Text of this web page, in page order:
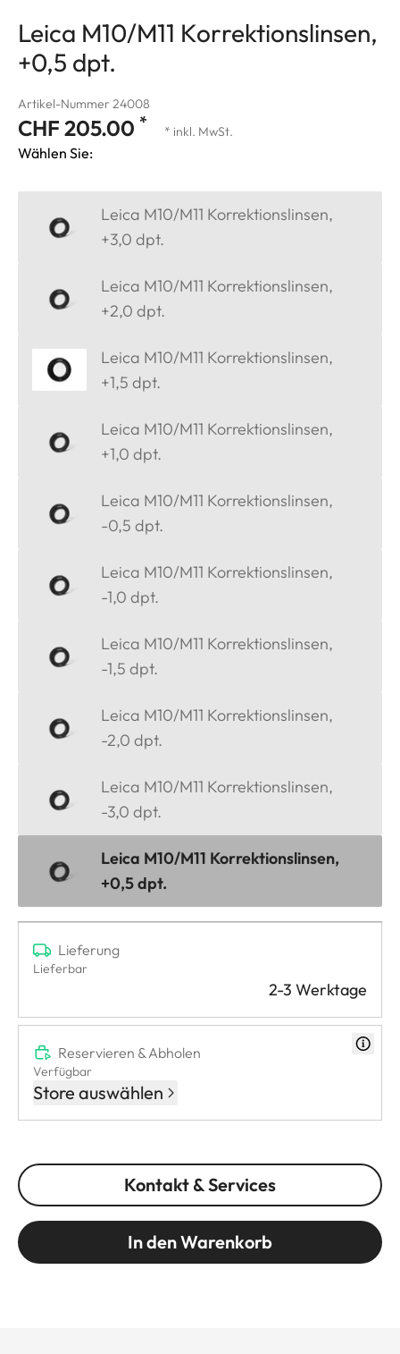
Leica M10/M11 Korrektionslinsen,
+0,5 dpt.
Artikel-Nummer 24008
CHF 205.00 * * inkl. MwSt.
Wählen Sie:
Leica M10/M11 Korrektionslinsen,
+3,0 dpt.
Leica M10/M11 Korrektionslinsen,
+2,0 dpt.
Leica M10/M11 Korrektionslinsen,
+1,5 dpt.
Leica M10/M11 Korrektionslinsen,
+1,0 dpt.
Leica M10/M11 Korrektionslinsen,
-0,5 dpt.
Leica M10/M11 Korrektionslinsen,
-1,0 dpt.
Leica M10/M11 Korrektionslinsen,
-1,5 dpt.
Leica M10/M11 Korrektionslinsen,
-2,0 dpt.
Leica M10/M11 Korrektionslinsen,
-3,0 dpt.
Leica M10/M11 Korrektionslinsen,
+0,5 dpt.
Lieferung
Lieferbar
2-3 Werktage
Reservieren & Abholen
Verfügbar
Store auswählen
Kontakt & Services
In den Warenkorb